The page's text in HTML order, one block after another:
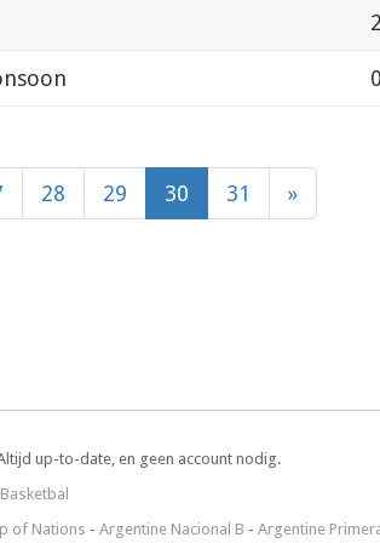
28 29 30 31 »
up-to-date, en geen account nodig.
of Nations - Argentine Nacional B - Argentine